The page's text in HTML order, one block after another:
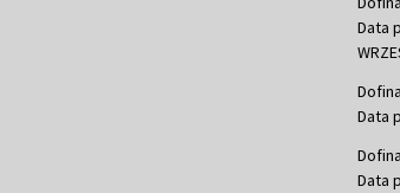
Data
Data
Data